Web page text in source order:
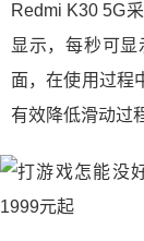
Redmi K30 5G
显示，每秒可
面，在使用过程
有效降低滑动过